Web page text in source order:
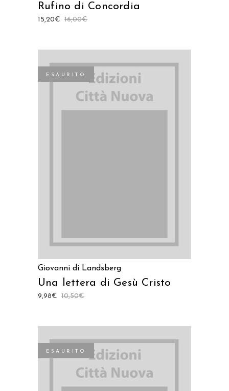
Rufino di Concordia
16,00€
15,20€
ESAURITO
Giovanni di Landsberg
Una lettera di Gesù Cristo
10,50€
9,98€
ESAURITO